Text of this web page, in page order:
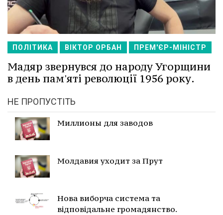
ПОЛІТИКА ВІКТОР ОРБАН ПРЕМ'ЄР-МІНІСТР
Мадяр звернувся до народу Угорщини
в день пам'яті революції 1956 року.
НЕ ПРОПУСТІТЬ
Миллионы для заводов
Молдавия уходит за Прут
Нова виборча система та
відповідальне громадянство.